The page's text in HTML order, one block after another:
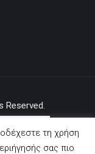
Reserved.
τη χρήση
σας πιο